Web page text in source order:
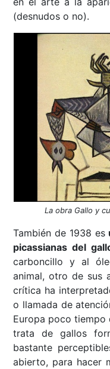
(desnudos o no).
La obra Gallo y
También de 1938 es
picassianas del
carboncillo y al
animal, otro de sus
crítica ha
o llamada de
Europa poco tiempo
trata de gallos
bastante
abierto, para hacer